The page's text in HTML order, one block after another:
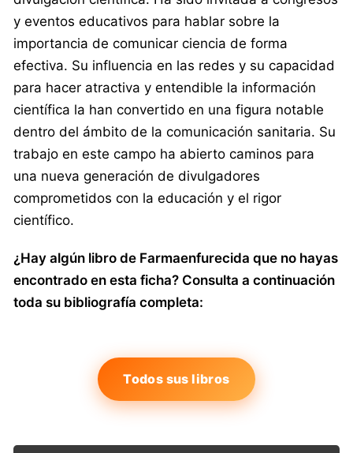
y eventos educativos para hablar sobre la
importancia de comunicar ciencia de forma
efectiva. Su influencia en las redes y su capacidad
para hacer atractiva y entendible la información
científica la han convertido en una figura notable
dentro del ámbito de la comunicación sanitaria. Su
trabajo en este campo ha abierto caminos para
una nueva generación de divulgadores
comprometidos con la educación y el rigor
científico.
¿Hay algún libro de Farmaenfurecida que no hayas
encontrado en esta ficha? Consulta a continuación
toda su bibliografía completa:
Todos sus libros